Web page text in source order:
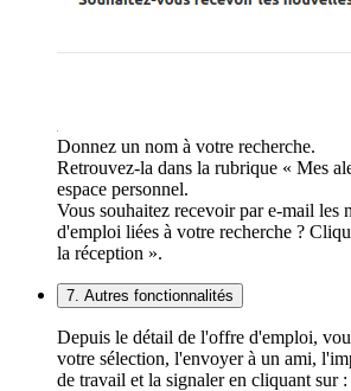
Donnez un nom à votre recherche.
Retrouvez-la dans la rubrique « Mes
espace personnel.
Vous souhaitez recevoir par e-mail les
d'emploi liées à votre recherche ?
la réception ».
7. Autres fonctionnalités
Depuis le détail de l'offre d'emploi,
votre sélection, l'envoyer à un ami,
de travail et la signaler en cliquant sur :